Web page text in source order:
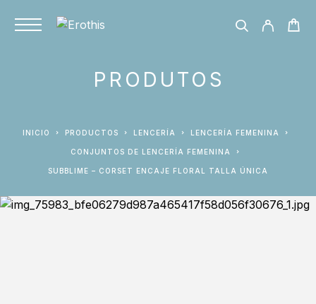
PRODUTOS
INICIO PRODUCTOS LENCERÍA LENCERÍA FEMENINA
CONJUNTOS DE LENCERÍA FEMENINA
SUBBLIME – CORSET ENCAJE FLORAL TALLA ÚNICA